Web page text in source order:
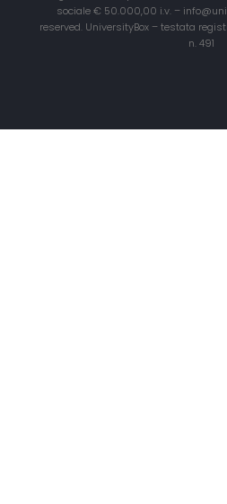
sociale € 50.000,00 i.v. –
reserved. UniversityBox – testata
n. 491